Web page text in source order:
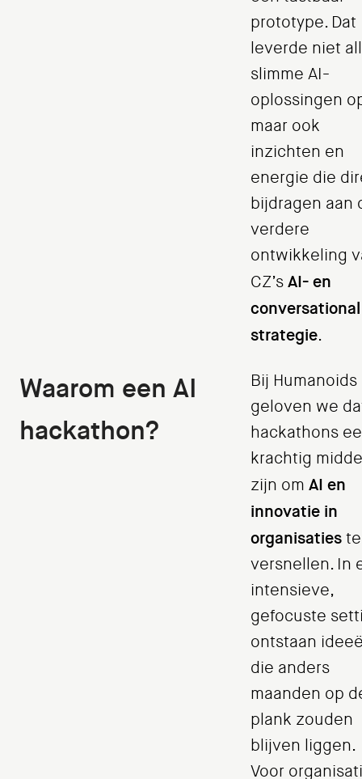
prototype. Dat
leverde niet
slimme AI-
oplossingen
maar ook
inzichten en
energie die
bijdragen aan
verdere
ontwikkeling
CZ’s AI- en
conversational
strategie.
Waarom een AI
hackathon?
Bij Humanoids
geloven we
hackathons
krachtig
zijn om AI en
innovatie in
organisaties te
versnellen. In
intensieve,
gefocuste
ontstaan
die anders
maanden op
plank zouden
blijven liggen.
Voor